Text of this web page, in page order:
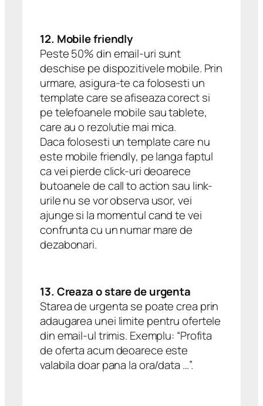
12. Mobile friendly
Peste 50% din email-uri sunt
deschise pe dispozitivele mobile. Prin
urmare, asigura-te ca folosesti un
template care se afiseaza corect si
pe telefoanele mobile sau tablete,
care au o rezolutie mai mica.
Daca folosesti un template care nu
este mobile friendly, pe langa faptul
ca vei pierde click-uri deoarece
butoanele de call to action sau link-
urile nu se vor observa usor, vei
ajunge si la momentul cand te vei
confrunta cu un numar mare de
dezabonari.
13. Creaza o stare de urgenta
Starea de urgenta se poate crea prin
adaugarea unei limite pentru ofertele
din email-ul trimis. Exemplu: “Profita
de oferta acum deoarece este
valabila doar pana la ora/data …”.